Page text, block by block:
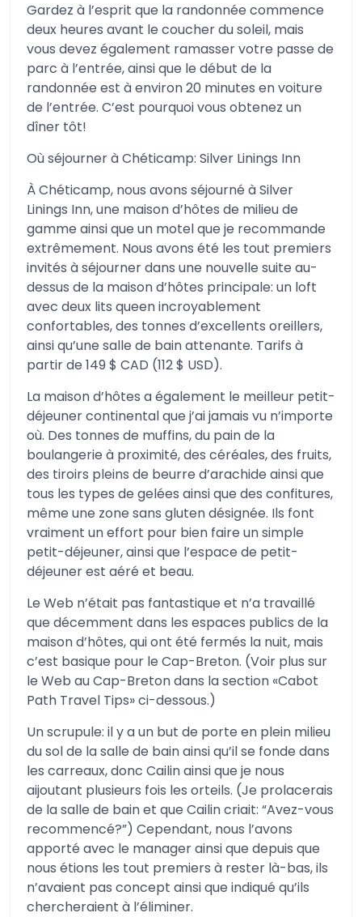
Gardez à l’esprit que la randonnée commence
deux heures avant le coucher du soleil, mais
vous devez également ramasser votre passe de
parc à l’entrée, ainsi que le début de la
randonnée est à environ 20 minutes en voiture
de l’entrée. C’est pourquoi vous obtenez un
dîner tôt!
Où séjourner à Chéticamp: Silver Linings Inn
À Chéticamp, nous avons séjourné à Silver
Linings Inn, une maison d’hôtes de milieu de
gamme ainsi que un motel que je recommande
extrêmement. Nous avons été les tout premiers
invités à séjourner dans une nouvelle suite au-
dessus de la maison d’hôtes principale: un loft
avec deux lits queen incroyablement
confortables, des tonnes d’excellents oreillers,
ainsi qu’une salle de bain attenante. Tarifs à
partir de 149 $ CAD (112 $ USD).
La maison d’hôtes a également le meilleur petit-
déjeuner continental que j’ai jamais vu n’importe
où. Des tonnes de muffins, du pain de la
boulangerie à proximité, des céréales, des fruits,
des tiroirs pleins de beurre d’arachide ainsi que
tous les types de gelées ainsi que des confitures,
même une zone sans gluten désignée. Ils font
vraiment un effort pour bien faire un simple
petit-déjeuner, ainsi que l’espace de petit-
déjeuner est aéré et beau.
Le Web n’était pas fantastique et n’a travaillé
que décemment dans les espaces publics de la
maison d’hôtes, qui ont été fermés la nuit, mais
c’est basique pour le Cap-Breton. (Voir plus sur
le Web au Cap-Breton dans la section «Cabot
Path Travel Tips» ci-dessous.)
Un scrupule: il y a un but de porte en plein milieu
du sol de la salle de bain ainsi qu’il se fonde dans
les carreaux, donc Cailin ainsi que je nous
aijoutant plusieurs fois les orteils. (Je prolacerais
de la salle de bain et que Cailin criait: “Avez-vous
recommencé?”) Cependant, nous l’avons
apporté avec le manager ainsi que depuis que
nous étions les tout premiers à rester là-bas, ils
n’avaient pas concept ainsi que indiqué qu’ils
chercheraient à l’éliminer.